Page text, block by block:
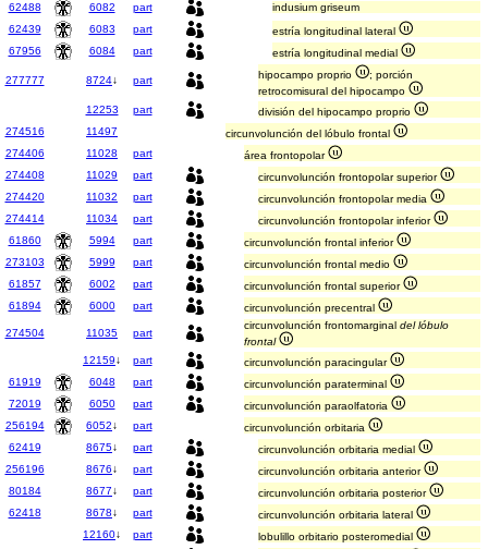
62488
6082 part
indusium griseum
62439
6083 part
estría longitudinal lateral
67956
6084 part estría longitudinal medial
277777 8724↓ part hipocampo proprio
; porción
retrocomisural del hipocampo
12253
part
división del hipocampo proprio
274516
11497
circunvolunción del lóbulo frontal
274406
11028 part
área frontopolar
274408
11029 part
circunvolunción frontopolar superior
274420
11032 part
circunvolunción frontopolar media
274414
11034 part
circunvolunción frontopolar inferior
61860
5994 part
circunvolunción frontal inferior
273103
5999 part
circunvolunción frontal medio
61857
6002 part
circunvolunción frontal superior
61894
6000 part circunvolunción precentral
274504 11035 part
circunvolunción frontomarginal del lóbulo
frontal
12159↓ part
circunvolunción paracingular
61919
6048 part
circunvolunción paraterminal
72019
6050 part
circunvolunción paraolfatoria
256194
6052↓ part
circunvolunción orbitaria
62419
8675↓ part
circunvolunción orbitaria medial
256196
8676↓ part
circunvolunción orbitaria anterior
80184
8677↓ part
circunvolunción orbitaria posterior
62418
8678↓ part
circunvolunción orbitaria lateral
12160↓ part
lobulillo orbitario posteromedial